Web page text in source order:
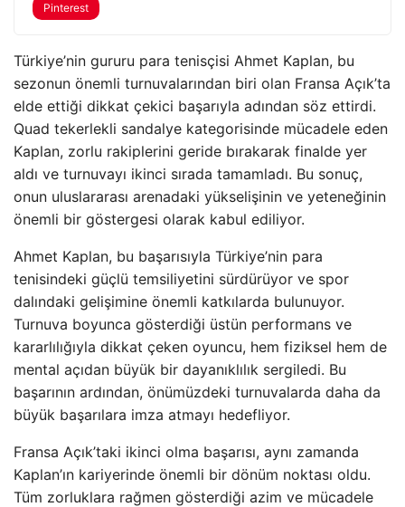
Pinterest
Türkiye’nin gururu para tenisçisi Ahmet Kaplan, bu
sezonun önemli turnuvalarından biri olan Fransa Açık’ta
elde ettiği dikkat çekici başarıyla adından söz ettirdi.
Quad tekerlekli sandalye kategorisinde mücadele eden
Kaplan, zorlu rakiplerini geride bırakarak finalde yer
aldı ve turnuvayı ikinci sırada tamamladı. Bu sonuç,
onun uluslararası arenadaki yükselişinin ve yeteneğinin
önemli bir göstergesi olarak kabul ediliyor.
Ahmet Kaplan, bu başarısıyla Türkiye’nin para
tenisindeki güçlü temsiliyetini sürdürüyor ve spor
dalındaki gelişimine önemli katkılarda bulunuyor.
Turnuva boyunca gösterdiği üstün performans ve
kararlılığıyla dikkat çeken oyuncu, hem fiziksel hem de
mental açıdan büyük bir dayanıklılık sergiledi. Bu
başarının ardından, önümüzdeki turnuvalarda daha da
büyük başarılara imza atmayı hedefliyor.
Fransa Açık’taki ikinci olma başarısı, aynı zamanda
Kaplan’ın kariyerinde önemli bir dönüm noktası oldu.
Tüm zorluklara rağmen gösterdiği azim ve mücadele